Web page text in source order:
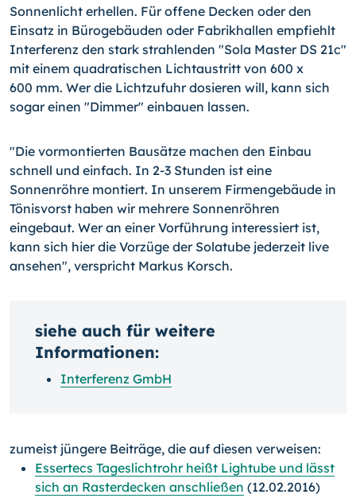
Sonnenlicht erhellen. Für offene Decken oder den
Einsatz in Bürogebäuden oder Fabrikhallen empfiehlt
Interferenz den stark strahlenden "Sola Master DS 21c"
mit einem quadratischen Lichtaustritt von 600 x
600 mm. Wer die Lichtzufuhr dosieren will, kann sich
sogar einen "Dimmer" einbauen lassen.
"Die vormontierten Bausätze machen den Einbau
schnell und einfach. In 2-3 Stunden ist eine
Sonnenröhre montiert. In unserem Firmengebäude in
Tönisvorst haben wir mehrere Sonnenröhren
eingebaut. Wer an einer Vorführung interessiert ist,
kann sich hier die Vorzüge der Solatube jederzeit live
ansehen", verspricht Markus Korsch.
siehe auch für weitere
Informationen:
Interferenz GmbH
zumeist jüngere Beiträge, die auf diesen verweisen:
Essertecs Tageslichtrohr heißt Lightube und lässt
sich an Rasterdecken anschließen (12.02.2016)